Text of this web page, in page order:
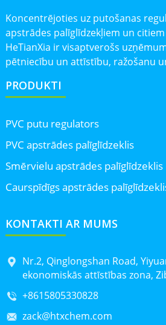
Koncentrējoties uz putošanas
apstrādes palīglīdzekļiem un
HeTianXia ir visaptverošs
pētniecību un attīstību, ražošanu
PRODUKTI
PVC putu regulators
PVC apstrādes palīglīdzeklis
Smērvielu apstrādes palīglīdzeklis
Caurspīdīgs apstrādes
KONTAKTI AR MUMS
Nr.2, Qinglongshan Road,
ekonomiskās attīstības zona,
+8615805330828
zack@htxchem.com